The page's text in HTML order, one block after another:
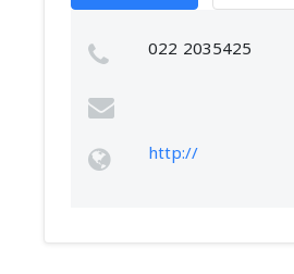
022 2035425
http://